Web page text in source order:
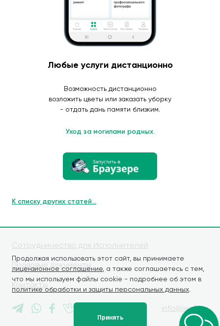
Продолжая использовать этот сайт, вы принимаете
лицензионное соглашение , а также соглашаетесь с тем,
что мы используем файлы cookie - подробнее об этом в
политике обработки и защиты персональных данных.
Принять
Любые услуги дистанционно
Возможность дистанционно
возложить цветы или заказать уборку
- отдать дань памяти близким.
Уход за могилами родных.
К списку других статей...
Сотрудничество для Исполнителей
Правовые документы
Контакты
info@iwaly.ru